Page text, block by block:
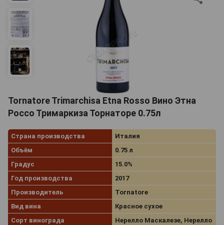
Tornatore Trimarchisa Etna Rosso Вино Этна
Россо Тримаркиза Торнаторе 0.75л
Страна производства
Италия
Объём
0.75 л
Градус
15.0%
Год производства
2017
Производитель
Tornatore
Вид вина
Красное сухое
Сорт винограда
Нерелло Маскалезе, Нерелло